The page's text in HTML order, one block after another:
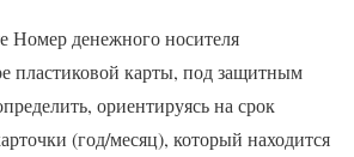
Номер денежного носителя
пластиковой карты, под защитным
ориентируясь на срок
(год/месяц), который находится